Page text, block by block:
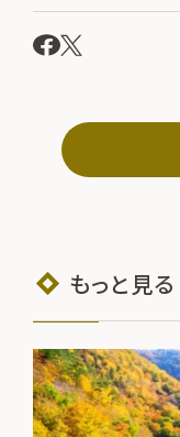
もっと見る